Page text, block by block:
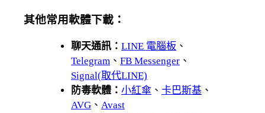
其他常用軟體下載：
聊天通訊： LINE 電腦板 、
Telegram 、 FB Messenger 、
Signal(取代LINE)
防毒軟體： 小紅傘 、 卡巴斯基 、
AVG 、 Avast